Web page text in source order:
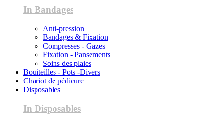
In Bandages
Anti-pression
Bandages & Fixation
Compresses - Gazes
Fixation - Pansements
Soins des plaies
Bouiteilles - Pots -Divers
Chariot de pédicure
Disposables
In Disposables